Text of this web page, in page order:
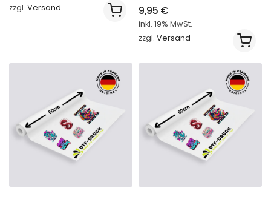
zzgl. Versand
9,95 €
inkl. 19% MwSt.
zzgl. Versand